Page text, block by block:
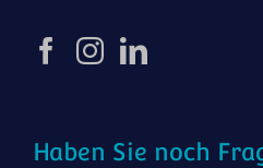
Haben Sie noch